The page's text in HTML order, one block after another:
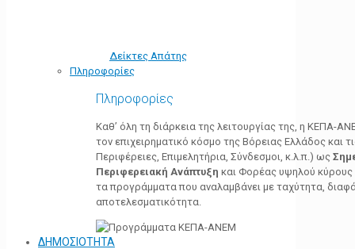
Δείκτες Απάτης
Πληροφορίες
Πληροφορίες
Καθ’ όλη τη διάρκεια της λειτουργίας της, η ΚΕΠΑ-
τον επιχειρηματικό κόσμο της Βόρειας Ελλάδος και
Περιφέρειες, Επιμελητήρια, Σύνδεσμοι, κ.λ.π.) ως
Περιφερειακή Ανάπτυξη και Φορέας υψηλού κύρους
τα προγράμματα που αναλαμβάνει με ταχύτητα,
αποτελεσματικότητα.
ΔΗΜΟΣΙΟΤΗΤΑ